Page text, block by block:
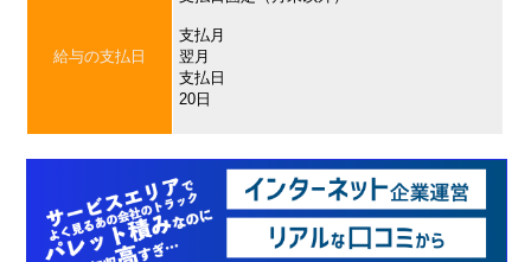
給与の支払日
支払月
翌月
支払日
20日